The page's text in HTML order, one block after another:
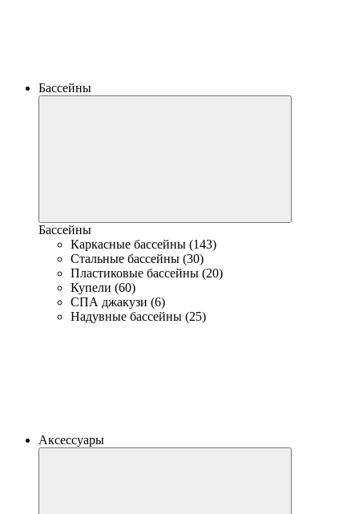
Бассейны
Бассейны
Каркасные бассейны (143)
Стальные бассейны (30)
Пластиковые бассейны (20)
Купели (60)
СПА джакузи (6)
Надувные бассейны (25)
Аксессуары